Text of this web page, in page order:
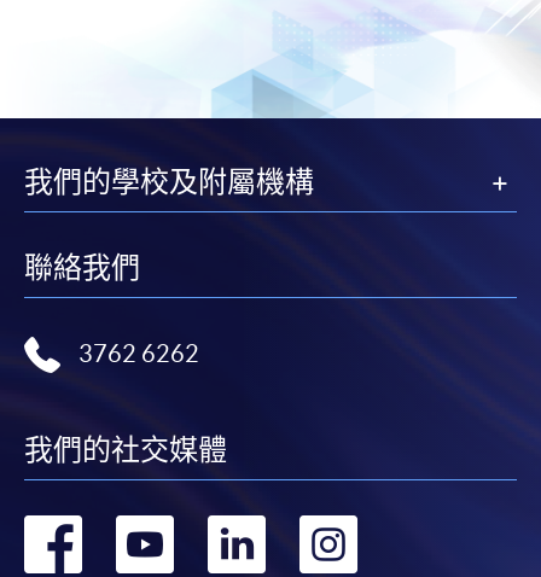
我們的學校及附屬機構
聯絡我們
3762 6262
我們的社交媒體
轉
轉
轉